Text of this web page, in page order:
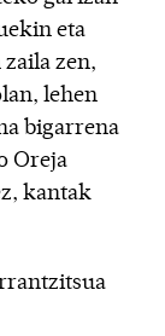
eta
zen,
lehen
bigarrena
Oreja
kantak